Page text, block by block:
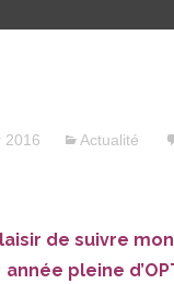
2016 Actualité
de suivre
année pleine